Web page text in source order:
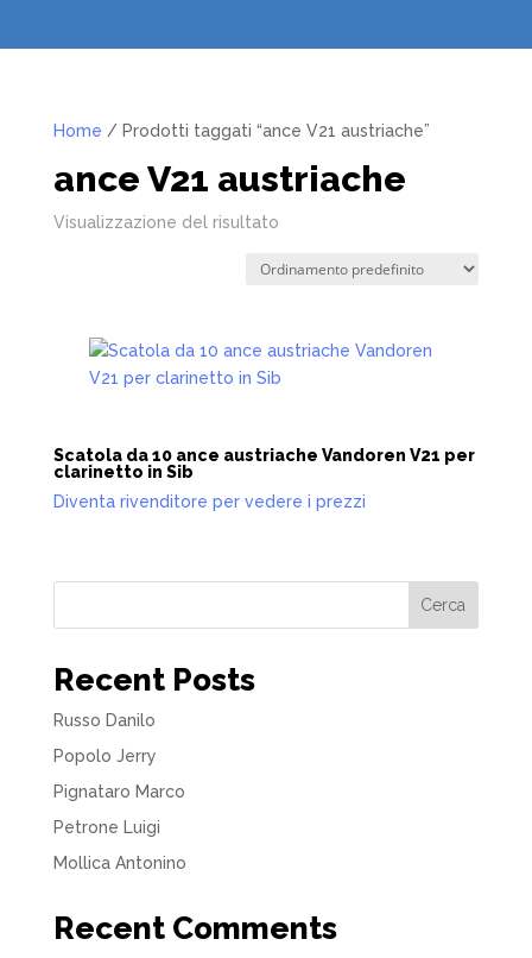
Home / Prodotti taggati “ance V21 austriache”
ance V21 austriache
Visualizzazione del risultato
Scatola da 10 ance austriache Vandoren V21 per
clarinetto in Sib
Diventa rivenditore per vedere i prezzi
Cerca
Recent Posts
Russo Danilo
Popolo Jerry
Pignataro Marco
Petrone Luigi
Mollica Antonino
Recent Comments